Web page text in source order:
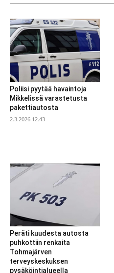
Poliisi pyytää havaintoja
Mikkelissä varastetusta
pakettiautosta
2.3.2026 12.43
Peräti kuudesta autosta
puhkottiin renkaita
Tohmajärven
terveyskeskuksen
pysäköintialueella